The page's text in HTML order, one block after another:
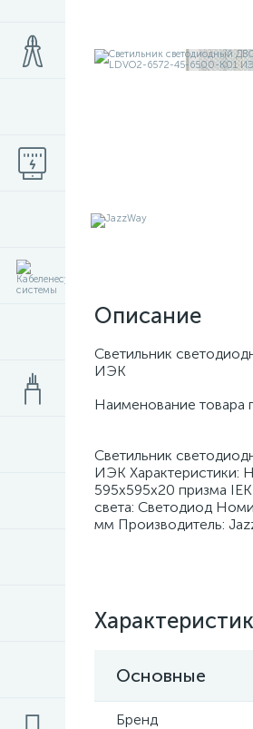
Описание
Светильник
ИЭК
Наименование товара
Светильник
ИЭК Характеристики:
595х595х20 призма
света: Светодиод
мм Производитель:
Основные
Бренд